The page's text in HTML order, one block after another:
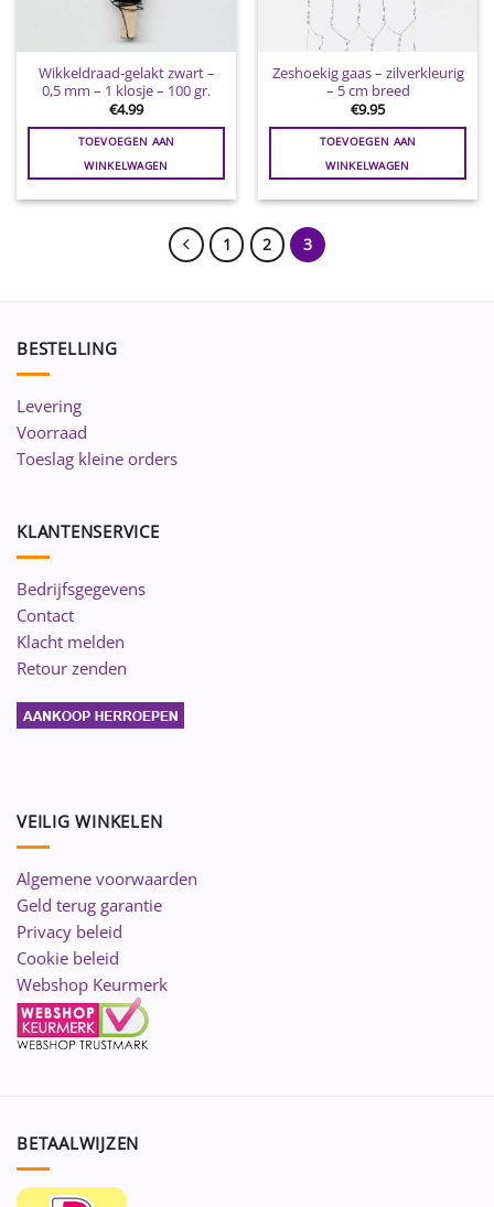
Wikkeldraad-gelakt zwart –
0,5 mm – 1 klosje – 100 gr.
€4.99
TOEVOEGEN AAN
WINKELWAGEN
Zeshoekig gaas – zilverkleurig
– 5 cm breed
€9.95
TOEVOEGEN AAN
WINKELWAGEN
1 2 3
BESTELLING
Levering
Voorraad
Toeslag kleine orders
KLANTENSERVICE
Bedrijfsgegevens
Contact
Klacht melden
Retour zenden
VEILIG WINKELEN
Algemene voorwaarden
Geld terug garantie
Privacy beleid
Cookie beleid
Webshop Keurmerk
BETAALWIJZEN